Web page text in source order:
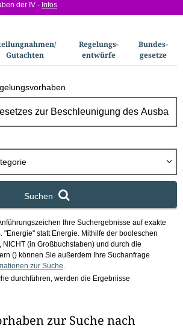
der IV - Infos
Gutachten
Regelungs­
entwürfe
Bundes­
gesetze
Suchen
Ihre Suchergebnisse auf exakte
"Energie" statt Energie. Mithilfe der booleschen
NICHT (in Großbuchstaben) und durch die
() können Sie außerdem Ihre Suchanfrage
zur Suche
durchführen, werden die Ergebnisse
zur Suche nach